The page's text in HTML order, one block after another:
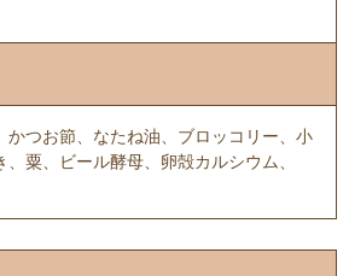
かつお節、なたね油、ブロッコリー、小
粟、ビール酵母、卵殻カルシウム、